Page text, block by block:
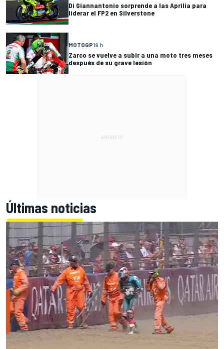
Di Giannantonio sorprende a las Aprilia para
liderar el FP2 en Silverstone
MOTOGP19 h
Zarco se vuelve a subir a una moto tres meses
después de su grave lesión
Últimas noticias